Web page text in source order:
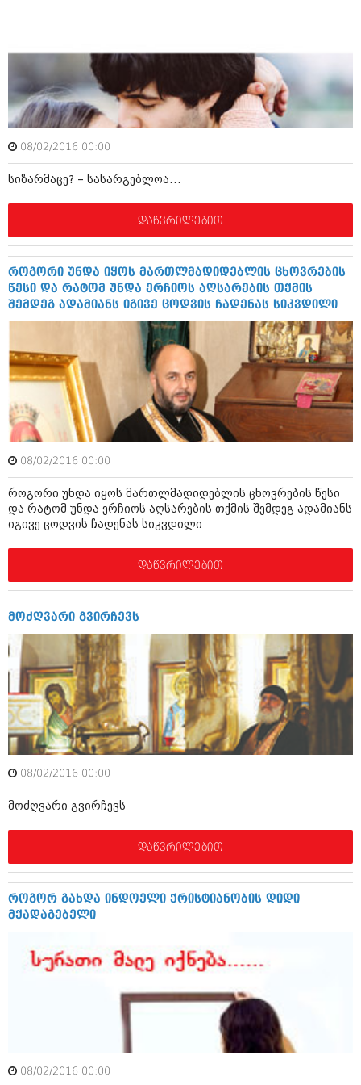
ოქტომბერი 2015 (204)
სექტემბერი 2015 (215)
აგვისტო 2015 (286)
ივლისი 2015 (173)
ივნისი 2015 (261)
მარტი 2015 (365)
თებერვალი 2015 (286)
იანვარი 2015 (247)
დეკემბერი 2014 (342)
ნოემბერი 2014 (290)
სექტემბერი 2014 (394)
აგვისტო 2014 (248)
ივლისი 2014 (313)
მაისი 2014 (313)
აპრილი 2014 (290)
მარტი 2014 (413)
თებერვალი 2014 (318)
იანვარი 2014 (297)
დეკემბერი 2013 (365)
ნოემბერი 2013 (279)
ოქტომბერი 2013 (256)
სექტემბერი 2013 (368)
აგვისტო 2013 (89)
ივლისი 2013 (182)
ივნისი 2013 (212)
მაისი 2013 (259)
მარტი 2013 (352)
იანვარი 2013 (334)
ნოემბერი 2012 (295)
ოქტომბერი 2012 (350)
სექტემბერი 2012 (264)
აგვისტო 2012 (268)
ივლისი 2012 (322)
ივნისი 2012 (282)
მაისი 2012 (240)
აპრილი 2012 (294)
მარტი 2012 (259)
თებერვალი 2012 (376)
ნოემბერი 2011 (471)
სექტემბერი 2011 (407)
აგვისტო 2011 (249)
ივლისი 2011 (400)
ივნისი 2011 (438)
მაისი 2011 (415)
აპრილი 2011 (294)
იანვარი 2011 (647)
დეკემბერი 2010 (881)
ნოემბერი 2010 (422)
ოქტომბერი 2010 (341)
ივლისი 2010 (556)
08/02/2016 00:00
სიზარმაცე? – სასარგებლოა...
დაწვრილებით
როგორი უნდა იყოს მართლმადიდებლის ცხოვრების
წესი და რატომ უნდა ერჩიოს აღსარების თქმის
შემდეგ ადამიანს იგივე ცოდვის ჩადენას სიკვდილი
08/02/2016 00:00
როგორი უნდა იყოს მართლმადიდებლის ცხოვრების წესი
და რატომ უნდა ერჩიოს აღსარების თქმის შემდეგ ადამიანს
იგივე ცოდვის ჩადენას სიკვდილი
დაწვრილებით
მოძღვარი გვირჩევს
08/02/2016 00:00
მოძღვარი გვირჩევს
დაწვრილებით
როგორ გახდა ინდოელი ქრისტიანობის დიდი
მქადაგებელი
08/02/2016 00:00